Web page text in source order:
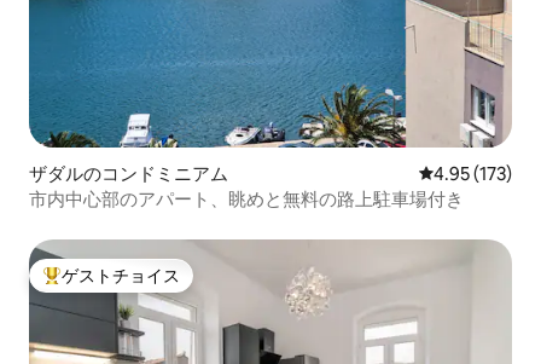
ザダルのコンドミニアム レビュー173
4.95 (173)
市内中心部のアパート、眺めと無料の路上駐車場付き
大好評のゲストチョイスです。
ゲストチョイス